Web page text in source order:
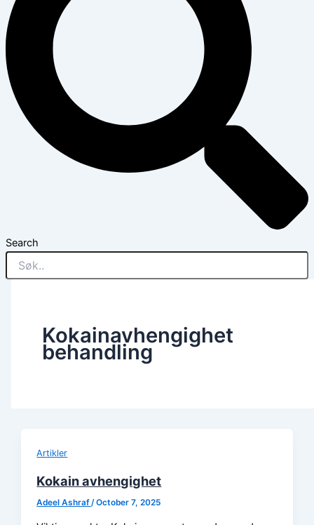
Search
Kokainavhengighet
behandling
Artikler
Kokain avhengighet
Adeel Ashraf /October 7, 2025